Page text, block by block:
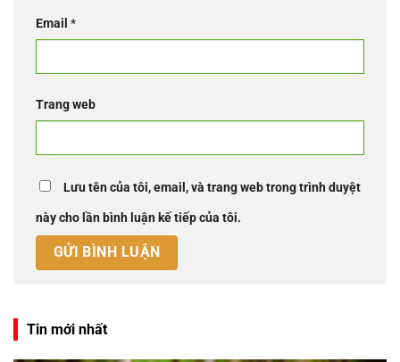
Email *
Trang web
Lưu tên của tôi, email, và trang web trong trình duyệt
này cho lần bình luận kế tiếp của tôi.
Tin mới nhất